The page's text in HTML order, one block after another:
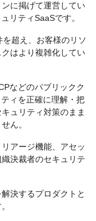
に掲げて運営してい
リティSaaSです。
超え、お客様のリソ
はより複雑化してい
などのパブリックク
ィを正確に理解・把
ュリティ対策のまま
ん。
アージ機能、アセッ
決裁者のセキュリテ
決するプロダクトと